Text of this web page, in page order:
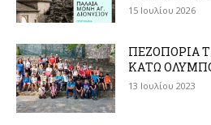
15 Ιουλίου 2026
ΠΕΖΟΠΟΡΙΑ
ΚΑΤΩ
13 Ιουλίου 2023